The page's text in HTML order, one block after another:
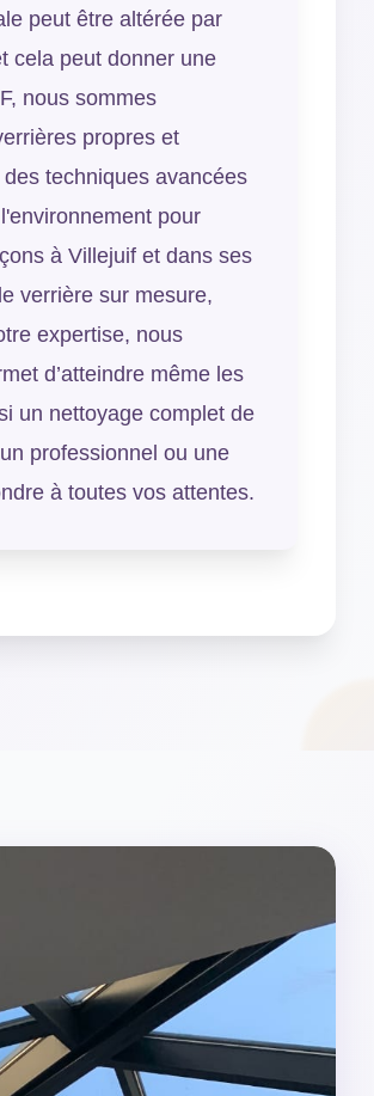
peut être altérée par
cela peut donner une
nous sommes
propres et
techniques avancées
pour
à Villejuif et dans ses
verrière sur mesure,
expertise, nous
d’atteindre même les
un nettoyage complet de
professionnel ou une
à toutes vos attentes.